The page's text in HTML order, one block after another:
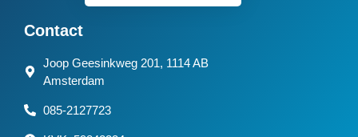
Contact
Joop Geesinkweg 201, 1114 AB
Amsterdam
085-2127723